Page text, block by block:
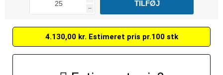
h
4.130,00 kr. Estimeret pris pr.100 stk